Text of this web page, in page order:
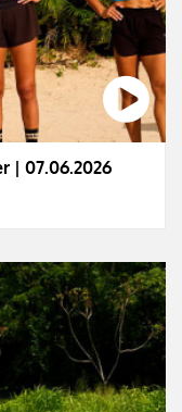
| 07.06.2026